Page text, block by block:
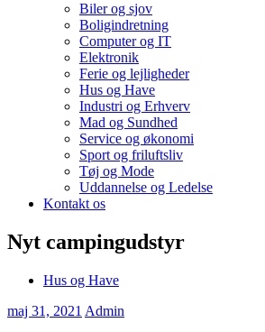
Biler og sjov
Boligindretning
Computer og IT
Elektronik
Ferie og lejligheder
Hus og Have
Industri og Erhverv
Mad og Sundhed
Service og økonomi
Sport og friluftsliv
Tøj og Mode
Uddannelse og Ledelse
Kontakt os
Nyt campingudstyr
Hus og Have
maj 31, 2021 Admin